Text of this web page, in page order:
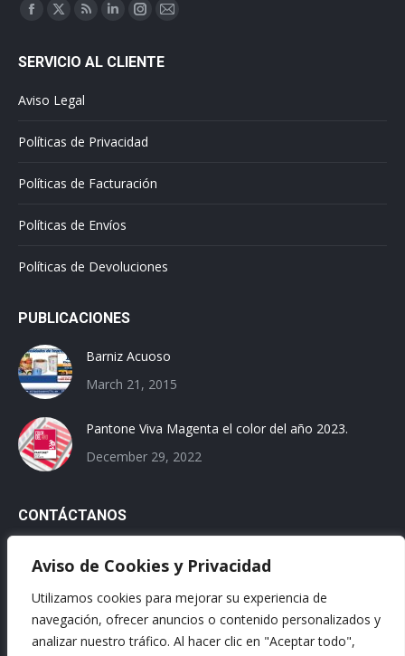
Aviso de Cookies y Privacidad
Utilizamos cookies para mejorar su experiencia de
navegación, ofrecer anuncios o contenido personalizados y
analizar nuestro tráfico. Al hacer clic en "Aceptar todo",
Find us on:
Facebook
opens
window
X
opens
new
window
opens
window
Linkedin
opens
window
Instagram
opens
window
Mail
SERVICIO AL CLIENTE
Aviso Legal
Políticas de Privacidad
Políticas de Facturación
Políticas de Envíos
Políticas de Devoluciones
PUBLICACIONES
Barniz Acuoso
March 21, 2015
Pantone Viva Magenta el color del año 2023.
December 29, 2022
CONTÁCTANOS
ventas@franja.mx
Teléfonos:
800 839 4019 | (828) 269 6100
Dirección: